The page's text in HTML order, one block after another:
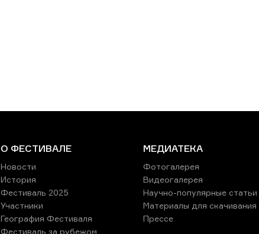
О ФЕСТИВАЛЕ
Новости
История
Фестиваль 2025
Участники
География Фестиваля
Фестиваль за рубежом
МЕДИАТЕКА
Фотогалерея
Видеогалерея
Научно-популярные статьи
Материалы для скачивания
Прессе